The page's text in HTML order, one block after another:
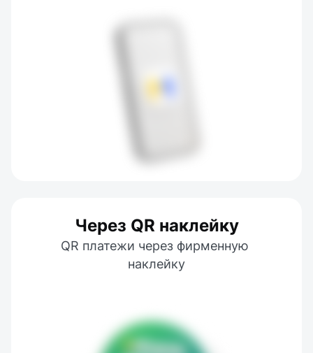
Через QR наклейку
QR платежи через фирменную
наклейку